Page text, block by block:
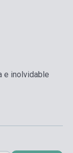
e inolvidable